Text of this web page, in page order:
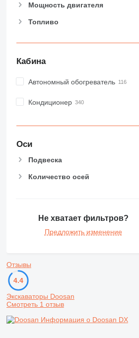
Мощность двигателя
Топливо
Кабина
Автономный обогреватель
Кондиционер
Оси
Подвеска
Количество осей
Не хватает фильтров?
Предложить изменение
Отзывы
4.4
Экскаваторы Doosan
Смотреть 1 отзыв
Информация о Doosan DX